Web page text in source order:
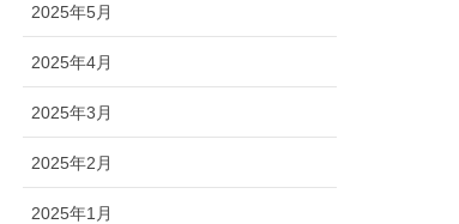
2025年5月
2025年4月
2025年3月
2025年2月
2025年1月